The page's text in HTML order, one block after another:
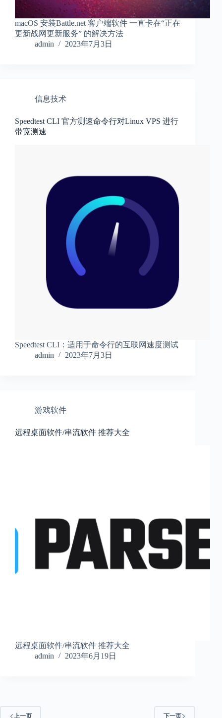
macOS 安装Battle.net 客户端软件 一直卡在“正在
更新战网更新服务” 的解决方法
admin
2023年7月3日
信息技术
Speedtest CLI 官方测速命令行对Linux VPS 进行
带宽测速
Speedtest CLI：适用于命令行的互联网速度测试
admin
2023年7月3日
游戏软件
远程桌面软件/串流软件 推荐大全
远程桌面软件/串流软件 推荐大全
admin
2023年6月19日
上一页 下一页